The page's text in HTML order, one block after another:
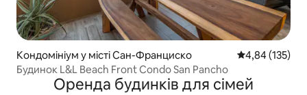
Кондомініум у місті Сан-Франциско Середня
4,84 (135)
Будинок L&L Beach Front Condo San Pancho
Оренда будинків для сімей